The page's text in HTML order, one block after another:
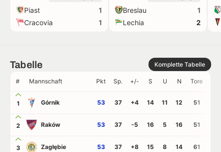
Piast
1
Cracovia
1
Breslau
1
Lechia
2
Tabelle Komplette Tabelle
# Mannschaft Pkt Sp. +/- S U N Tore
1 Górnik 53 37 +4 14 11 12 51
2 Raków 53 37 -5 16 5 16 51
3 Zagłębie 53 37 +8 15 8 14 61